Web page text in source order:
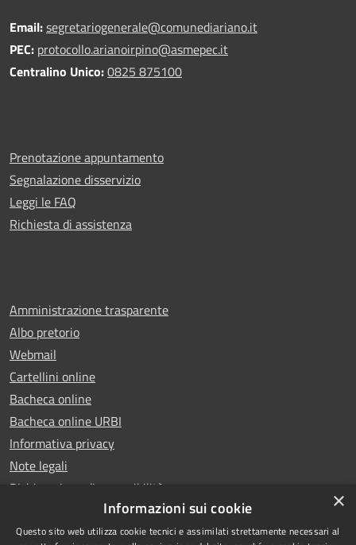
Email:segretariogenerale@comunediariano.it
PEC: protocollo.arianoirpino@asmepec.it
Centralino Unico:0825 875100
Prenotazione appuntamento
Segnalazione disservizio
Leggi le FAQ
Richiesta di assistenza
Amministrazione trasparente
Albo pretorio
Webmail
Cartellini online
Bacheca online
Bacheca online URBI
Informativa privacy
Note legali
Dichiarazione di accessibilità
×
Informazioni sui cookie
Questo sito web utilizza cookie tecnici e assimilati strettamente necessari al